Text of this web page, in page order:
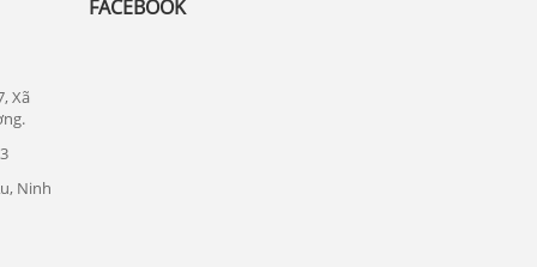
Đức
Xã
Ninh
FACEBOOK